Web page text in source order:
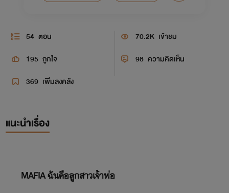
54 ตอน 70.2K เข้าชม
195 ถูกใจ 98 ความคิดเห็น
369 เพิ่มลงคลัง
แนะนำเรื่อง
MAFIA ฉันคือลูกสาวเจ้าพ่อ